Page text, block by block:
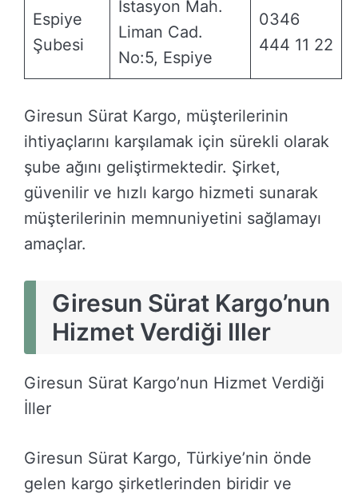
Espiye
Şubesi
İstasyon Mah.
Liman Cad.
No:5, Espiye
0346
444 11 22
Giresun Sürat Kargo, müşterilerinin
ihtiyaçlarını karşılamak için sürekli olarak
şube ağını geliştirmektedir. Şirket,
güvenilir ve hızlı kargo hizmeti sunarak
müşterilerinin memnuniyetini sağlamayı
amaçlar.
Giresun Sürat Kargo’nun
Hizmet Verdiği Iller
Giresun Sürat Kargo’nun Hizmet Verdiği
İller
Giresun Sürat Kargo, Türkiye’nin önde
gelen kargo şirketlerinden biridir ve